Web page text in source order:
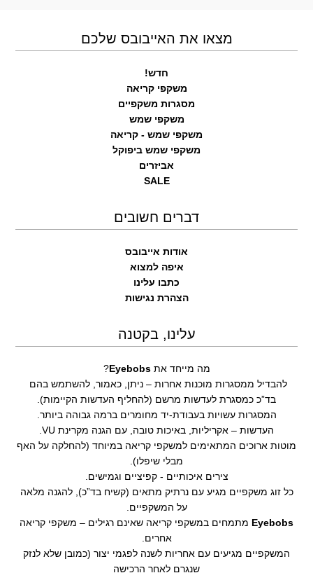
מצאו את האייבובס שלכם
חדש!
משקפי קריאה
מסגרות משקפיים
משקפי שמש
משקפי שמש - קריאה
משקפי שמש ביפוקל
אביזרים
SALE
דברים חשובים
אודות אייבובס
איפה למצוא
כתבו עלינו
הצהרת נגישות
עלינו, בקטנה
מה מייחד אתEyebobs
?
להבדיל ממסגרות מוכנות אחרות – ניתן, כאמור, להשתמש בהם
בד”כ כמסגרת לעדשות מרשם (להחליף העדשות הקיימות).
המסגרות עשויות בעבודת-יד מחומרים ברמה גבוהה ביותר.
העדשות – אקריליות, באיכות טובה, עם הגנה מקרינת VU.
מוטות ארוכים המתאימים למשקפי קריאה במיוחד (להחלקה על האף
מבלי שיפלו).
צירים איכותיים - קפיציים וגמישים.
כל זוג משקפיים מגיע עם נרתיק מתאים (קשיח בד”כ), להגנה מלאה
על המשקפיים.
Eyebobs מתמחים במשקפי קריאה שאינם רגילים – משקפי קריאה
אחרים.
המשקפיים מגיעים עם אחריות לשנה לפגמי יצור (כמובן שלא לנזק
שנגרם לאחר הרכישה